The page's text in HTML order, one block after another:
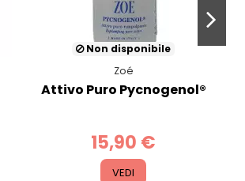
Non disponibile
Zoé
Attivo Puro Pycnogenol®
15,90 €
VEDI